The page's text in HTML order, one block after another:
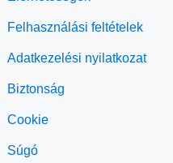
Felhasználási feltételek
Adatkezelési nyilatkozat
Biztonság
Cookie
Súgó